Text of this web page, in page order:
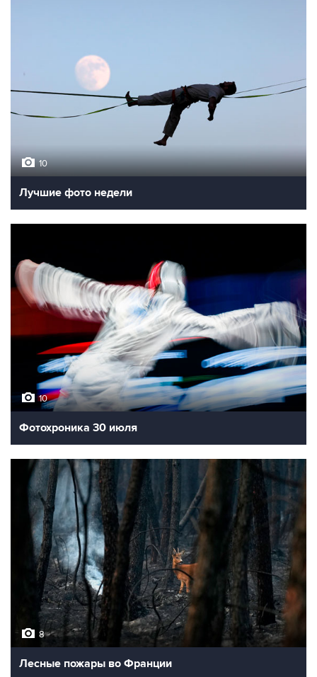
10
Лучшие фото недели
10
Фотохроника 30 июля
8
Лесные пожары во Франции